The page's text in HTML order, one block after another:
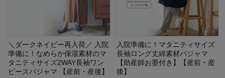
＼ダークネイビー再入荷／ 入院
準備に！なめらか保湿素材のマ
タニティサイズ2WAY長袖ワン
ピースパジャマ 【産前・産後】
入院準備に！マタニティサイズ
長袖ロング丈綿素材パジャマ
【助産師お墨付き】【産前・産
後】